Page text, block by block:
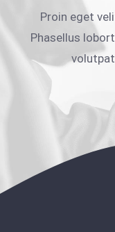
Proin eget
Phasellus